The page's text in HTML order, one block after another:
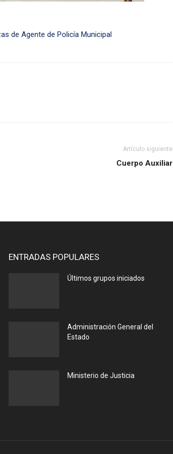
de Agente de Policía Municipal
Artículo siguiente
Cuerpo Auxiliar
ENTRADAS POPULARES
Últimos grupos iniciados
Administración General del
Estado
Ministerio de Justicia